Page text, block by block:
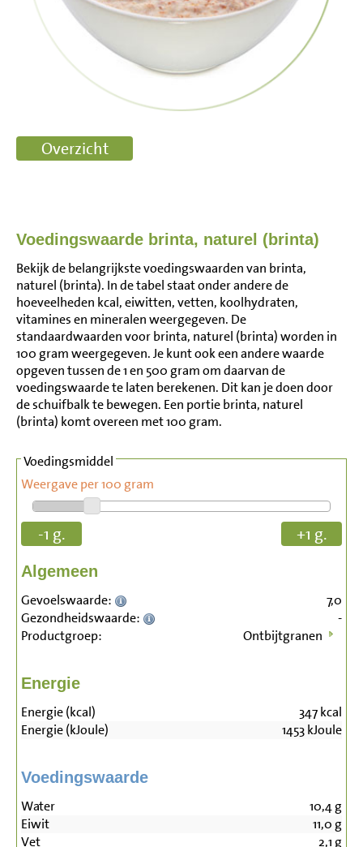
Voedingswaarde brinta, naturel (brinta)
Bekijk de belangrijkste voedingswaarden van brinta,
naturel (brinta). In de tabel staat onder andere de
hoeveelheden kcal, eiwitten, vetten, koolhydraten,
vitamines en mineralen weergegeven. De
standaardwaarden voor brinta, naturel (brinta) worden in
100 gram weergegeven. Je kunt ook een andere waarde
opgeven tussen de 1 en 500 gram om daarvan de
voedingswaarde te laten berekenen. Dit kan je doen door
de schuifbalk te bewegen. Een portie brinta, naturel
(brinta) komt overeen met 100 gram.
Voedingsmiddel
Weergave per 100 gram
-1 g. +1 g.
Algemeen
Gevoelswaarde:
7,0
Gezondheidswaarde:
-
Productgroep:
Ontbijtgranen
Energie
Energie (kcal) 347kcal
Energie (kJoule)
1453kJoule
Voedingswaarde
Water 10,4g
Eiwit
11,0 g
Vet
2,1 g